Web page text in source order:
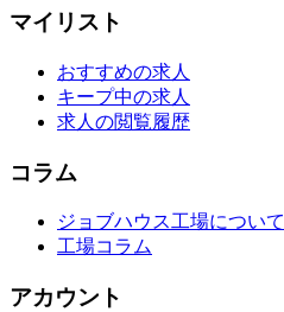
マイリスト
おすすめの求人
キープ中の求人
求人の閲覧履歴
コラム
ジョブハウス工場について
工場コラム
アカウント